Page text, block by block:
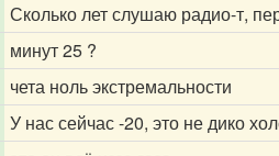
Сколько лет слушаю радио-т,
минут 25 ?
чета ноль экстремальности
У нас сейчас -20, это не дико